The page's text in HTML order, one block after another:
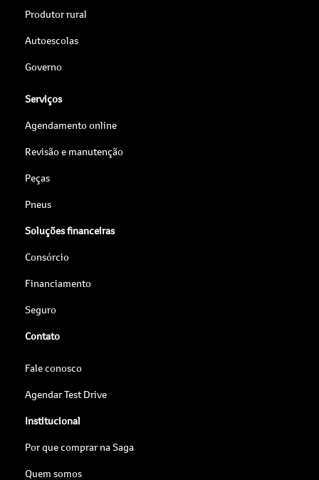
Produtor rural
Autoescolas
Governo
Serviços
Agendamento online
Revisão e manutenção
Peças
Pneus
Soluções financeiras
Consórcio
Financiamento
Seguro
Contato
Fale conosco
Agendar Test Drive
Institucional
Por que comprar na Saga
Quem somos